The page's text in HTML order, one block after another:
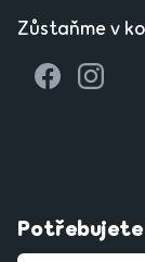
Zůstaňme v